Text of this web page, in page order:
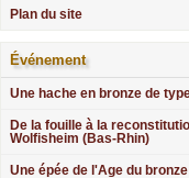
Plan du site
Événement
Une hache en bronze de
De la fouille à la
Wolfisheim (Bas-Rhin)
Une épée de l'Age du